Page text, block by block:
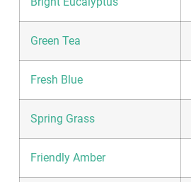
Green Tea
Fresh Blue
Spring Grass
Friendly Amber